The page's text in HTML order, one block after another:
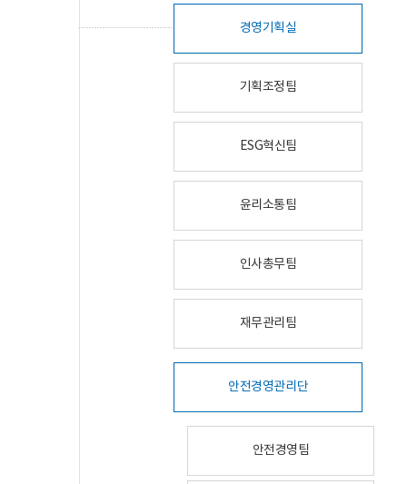
경영기획실
기획조정팀
ESG혁신팀
윤리소통팀
인사총무팀
재무관리팀
안전경영관리단
안전경영팀